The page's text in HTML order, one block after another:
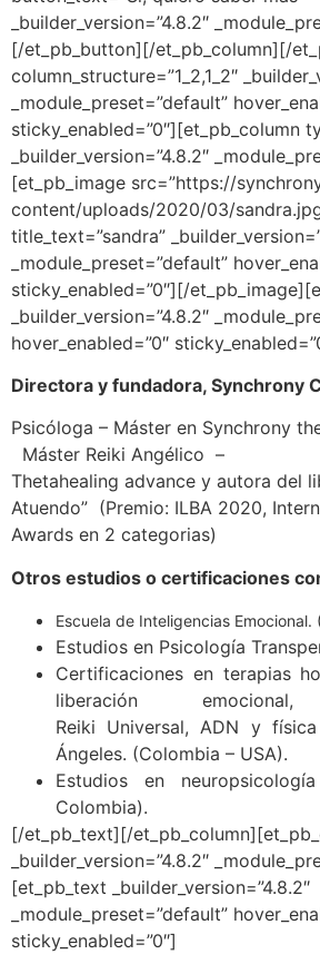
_builder_version=”4.8.2″
[/et_pb_button][/et_pb_column][/
column_structure=”1_2,1_2″
_module_preset=”default”
sticky_enabled=”0″][et_pb_column
_builder_version=”4.8.2″
[et_pb_image src=”https://
content/uploads/2020/03/
title_text=”sandra”
_module_preset=”default”
sticky_enabled=”0″][/
_builder_version=”4.8.2″
hover_enabled=”0″
Directora y fundadora, Synchrony
Psicóloga – Máster en Synchrony
Máster Reiki Angélico –
Thetahealing advance y autora del
Atuendo” (Premio: ILBA 2020,
Awards en 2 categorias)
Otros estudios o certificaciones
Escuela de Inteligencias Emocional.
Estudios en Psicología
Certificaciones en terapias
liberación emocional,
Reiki Universal, ADN y
Ángeles. (Colombia – USA).
Estudios en
Colombia).
[/et_pb_text][/
_builder_version=”4.8.2″
[et_pb_text _builder_version=”4.8.2″
_module_preset=”default”
sticky_enabled=”0″]